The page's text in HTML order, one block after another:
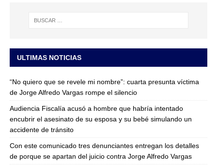
ULTIMAS NOTICIAS
“No quiero que se revele mi nombre”: cuarta presunta víctima
de Jorge Alfredo Vargas rompe el silencio
Audiencia Fiscalía acusó a hombre que habría intentado
encubrir el asesinato de su esposa y su bebé simulando un
accidente de tránsito
Con este comunicado tres denunciantes entregan los detalles
de porque se apartan del juicio contra Jorge Alfredo Vargas